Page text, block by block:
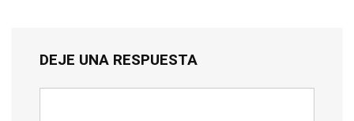
DEJE UNA RESPUESTA